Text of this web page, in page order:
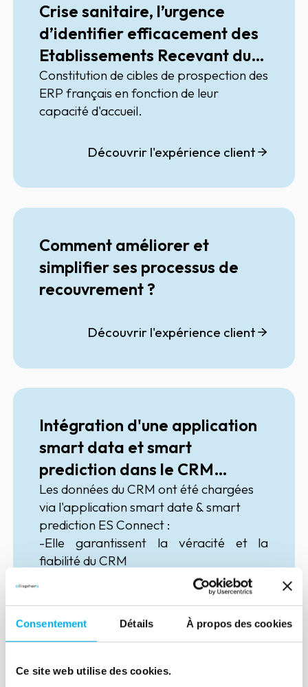
Consentement Détails À propos des cookies
Ce site web utilise des cookies.
Crise sanitaire, l’urgence
d’identifier efficacement des
Etablissements Recevant du
Public (ERP)
Constitution de cibles de prospection des
ERP français en fonction de leur
capacité d'accueil.
Découvrir l'expérience client
Comment améliorer et
simplifier ses processus de
recouvrement ?
Découvrir l'expérience client
Intégration d'une application
smart data et smart
prediction dans le CRM
Microsoft Dynamics 365
Les données du CRM ont été chargées
via l'application smart date & smart
prediction ES Connect :
-Elle garantissent la véracité et la
fiabilité du CRM
-Des data spécifiques ont été mises en
places pour répondre aux besoins clients
(données financières, liens financiers
pour approche comptes clés ...)
régulièrement une liste de Sparks (